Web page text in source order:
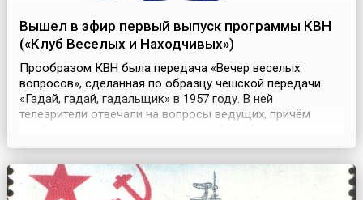
Вышел в эфир первый выпуск программы КВН
(«Клуб Веселых и Находчивых»)
Прообразом КВН была передача «Вечер веселых
вопросов», сделанная по образцу чешской передачи
«Гадай, гадай, гадальщик» в 1957 году. В ней
телезрители отвечали на вопросы ведущих, причём
совершенно новой для того времени. Впервые в
ведущие, но и зрители. К тому же «Вечер» шел в прямой
трансляции. Производила перед...